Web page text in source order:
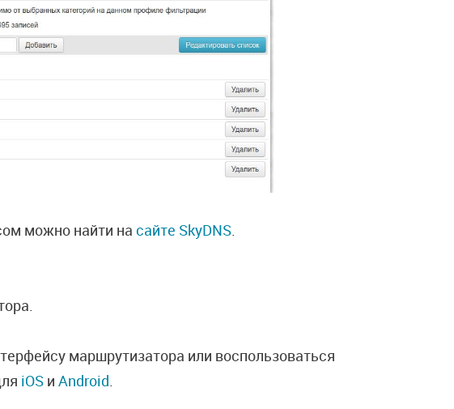
можно найти на сайте SkyDNS.
маршрутизатора или воспользоваться
iOS и Android.